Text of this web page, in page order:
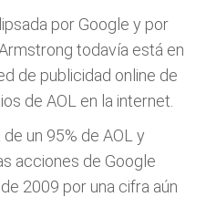
por Google y por
todavía está en
de publicidad online de
de AOL en la internet.
un 95% de AOL y
acciones de Google
2009 por una cifra aún